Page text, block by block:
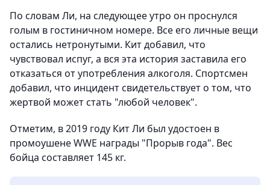
По словам Ли, на следующее утро он проснулся
голым в гостиничном номере. Все его личные вещи
остались нетронутыми. Кит добавил, что
чувствовал испуг, а вся эта история заставила его
отказаться от употребления алкоголя. Спортсмен
добавил, что инцидент свидетельствует о том, что
жертвой может стать "любой человек".
Отметим, в 2019 году Кит Ли был удостоен в
промоушене WWE награды "Прорыв года". Вес
бойца составляет 145 кг.